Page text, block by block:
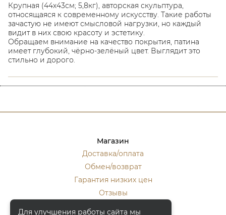
Крупная (44х43см; 5,8кг), авторская скульптура,
относящаяся к современному искусству. Такие работы
зачастую не имеют смысловой нагрузки, но каждый
видит в них свою красоту и эстетику.
Обращаем внимание на качество покрытия, патина
имеет глубокий, чёрно-зелёный цвет. Выглядит это
стильно и дорого.
Магазин
Доставка/оплата
Обмен/возврат
Гарантия низких цен
Отзывы
Для улучшения работы сайта мы